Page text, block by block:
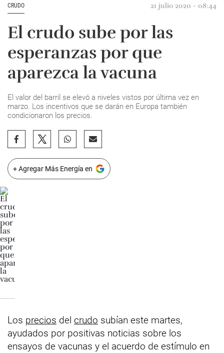
CRUDO 21 julio 2020 - 08:44
El crudo sube por las
esperanzas por que
aparezca la vacuna
El valor del barril se elevó a niveles vistos por última vez en
marzo. Los incentivos que se darán en Europa también
condicionaron los precios.
+ Agregar Más Energía en
Los precios del crudo subían este martes,
ayudados por positivas noticias sobre los
ensayos de vacunas y el acuerdo de estímulo en